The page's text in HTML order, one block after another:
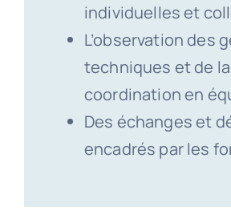
individuelles et
L’observation des
techniques et de la
coordination en
Des échanges et
encadrés par les